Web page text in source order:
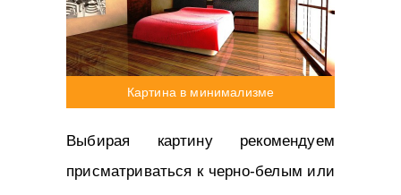
Картина в минимализме
Выбирая картину рекомендуем
присматриваться к черно-белым или